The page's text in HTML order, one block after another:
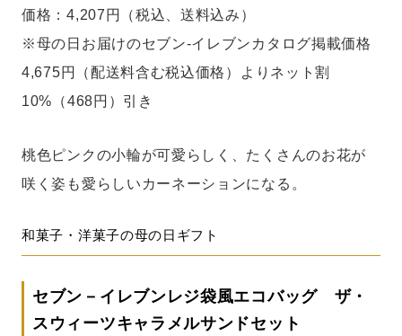
価格：4,207円（税込、送料込み）
※母の日お届けのセブン‐イレブンカタログ掲載価格
4,675円（配送料含む税込価格）よりネット割
10%（468円）引き
桃色ピンクの小輪が可愛らしく、たくさんのお花が
咲く姿も愛らしいカーネーションになる。
和菓子・洋菓子の母の日ギフト
セブン－イレブンレジ袋風エコバッグ ザ・
スウィーツキャラメルサンドセット